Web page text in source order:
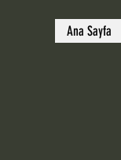
Ana Sayfa